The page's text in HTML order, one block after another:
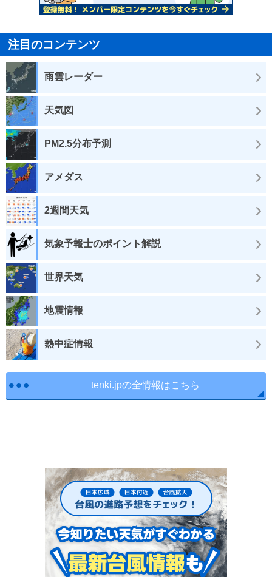
注目のコンテンツ
雨雲レーダー
天気図
PM2.5分布予測
アメダス
2週間天気
気象予報士のポイント解説
世界天気
地震情報
熱中症情報
tenki.jpの全情報はこちら